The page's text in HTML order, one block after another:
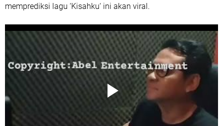
memprediksi lagu ‘Kisahku‘ ini akan viral.